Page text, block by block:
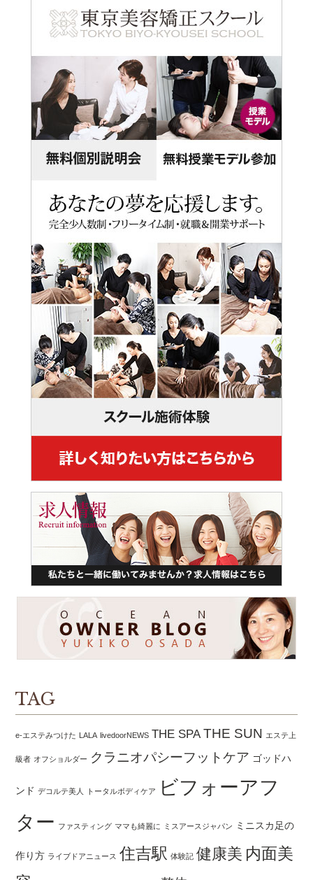
TAG
e-エステみつけた LALA livedoorNEWS THE SPA THE SUN エステ上
級者 オフショルダー クラニオパシーフットケア ゴッドハ
ンド デコルテ美人 トータルボディケア
ビフォーアフ
ター ファスティング ママも綺麗に ミスアースジャパン ミニスカ足の
作り方 ライブドアニュース 住吉駅 体験記 健康美 内面美